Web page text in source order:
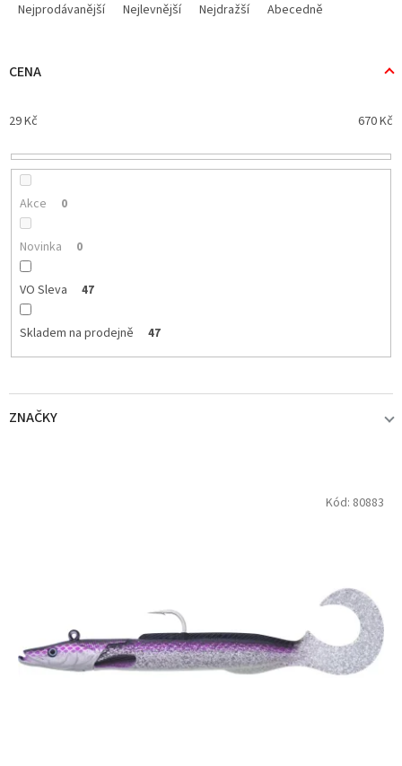
n
r
d
Nejprodávanější Nejlevnější Nejdražší Abecedně
CENA
29Kč 670Kč
Akce 0
Novinka 0
VO Sleva 47
Skladem na prodejně 47
ZNAČKY
Kód: 80883